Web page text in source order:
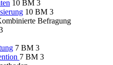
10 BM 3
10 BM 3
Befragung
7 BM 3
7 BM 3